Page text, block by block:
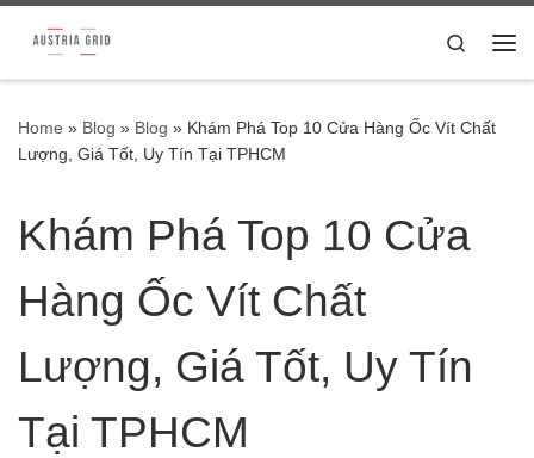
Skip to content
Search
Home » Blog » Blog » Khám Phá Top 10 Cửa Hàng Ốc Vít Chất
Lượng, Giá Tốt, Uy Tín Tại TPHCM
Khám Phá Top 10 Cửa
Hàng Ốc Vít Chất
Lượng, Giá Tốt, Uy Tín
Tại TPHCM